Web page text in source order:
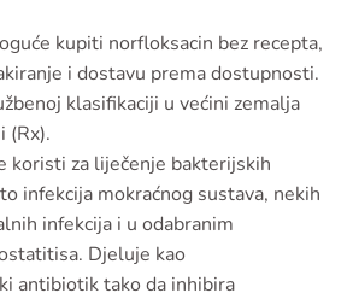
kupiti norfloksacin bez recepta,
i dostavu prema dostupnosti.
klasifikaciji u većini zemalja
(Rx).
koristi za liječenje bakterijskih
infekcija mokraćnog sustava, nekih
infekcija i u odabranim
Djeluje kao
antibiotik tako da inhibira